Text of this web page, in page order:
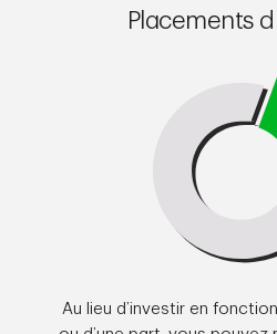
Placements
Au lieu d’investir en